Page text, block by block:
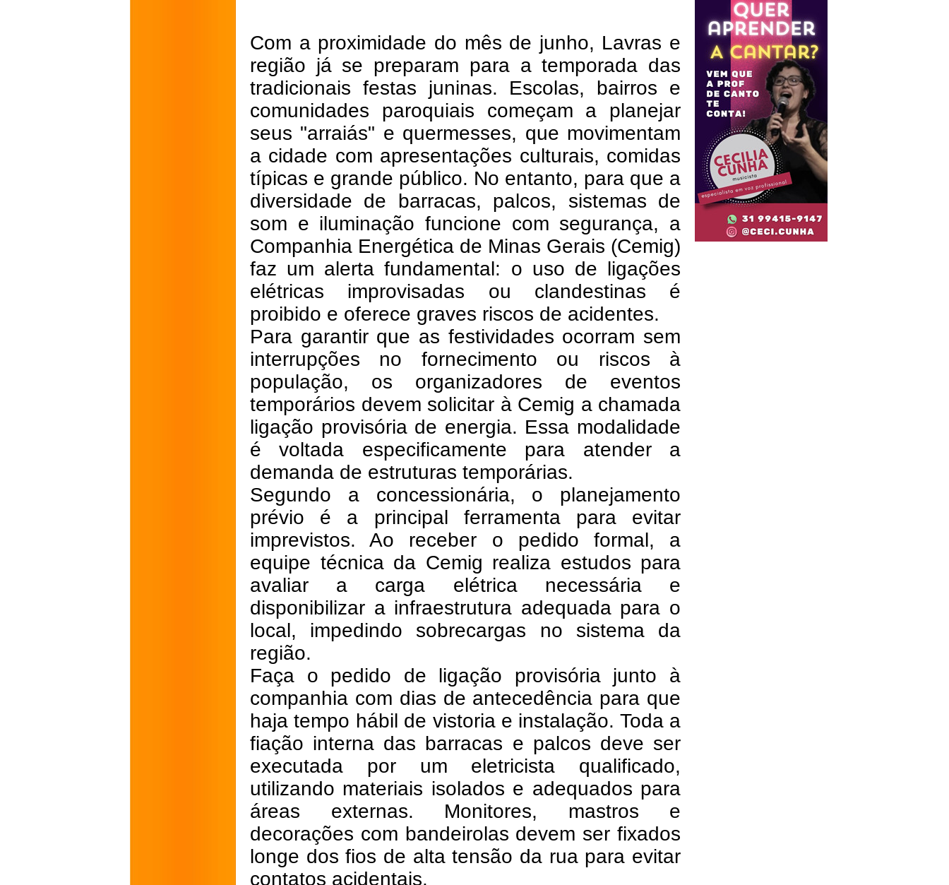
Com a proximidade do mês de junho, Lavras e
região já se preparam para a temporada das
tradicionais festas juninas. Escolas, bairros e
comunidades paroquiais começam a planejar
seus "arraiás" e quermesses, que movimentam
a cidade com apresentações culturais, comidas
típicas e grande público. No entanto, para que a
diversidade de barracas, palcos, sistemas de
som e iluminação funcione com segurança, a
Companhia Energética de Minas Gerais (Cemig)
faz um alerta fundamental: o uso de ligações
elétricas improvisadas ou clandestinas é
proibido e oferece graves riscos de acidentes.
Para garantir que as festividades ocorram sem
interrupções no fornecimento ou riscos à
população, os organizadores de eventos
temporários devem solicitar à Cemig a chamada
ligação provisória de energia. Essa modalidade
é voltada especificamente para atender a
demanda de estruturas temporárias.
Segundo a concessionária, o planejamento
prévio é a principal ferramenta para evitar
imprevistos. Ao receber o pedido formal, a
equipe técnica da Cemig realiza estudos para
avaliar a carga elétrica necessária e
disponibilizar a infraestrutura adequada para o
local, impedindo sobrecargas no sistema da
região.
Faça o pedido de ligação provisória junto à
companhia com dias de antecedência para que
haja tempo hábil de vistoria e instalação. Toda a
fiação interna das barracas e palcos deve ser
executada por um eletricista qualificado,
utilizando materiais isolados e adequados para
áreas externas. Monitores, mastros e
decorações com bandeirolas devem ser fixados
longe dos fios de alta tensão da rua para evitar
contatos acidentais.